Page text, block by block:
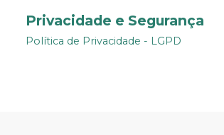
Privacidade e Segurança
Política de Privacidade - LGPD